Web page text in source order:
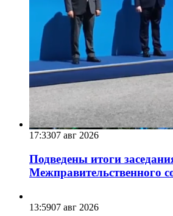
17:3307 авг 2026
Подведены итоги
Межправительственного
13:5907 авг 2026